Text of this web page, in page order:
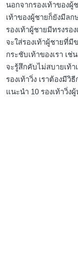
นอกจากรองเท้าของ
เท้าของผู้ชายก็ยังมีล
รองเท้าผู้ชายมีทรงรอ
จะใส่รองเท้าผู้ชายที่
กระชับเท้าของเรา เ
จะรู้สึกคับไม่สบายเท้า
รองเท้าวิ่ง เราต้องมีวิ
แนะนำ 10 รองเท้าวิ่ง